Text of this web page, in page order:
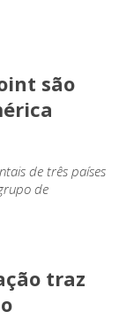
são
de três países
de
traz